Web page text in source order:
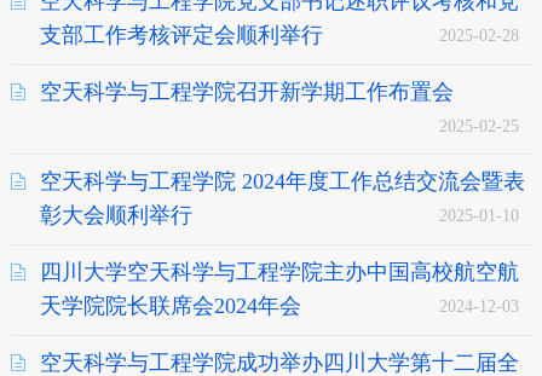
支部工作考核评定会顺利举行
2025-02-28
空天科学与工程学院召开新学期工作布置会
2025-02-25
空天科学与工程学院 2024年度工作总结交流会暨表
彰大会顺利举行
2025-01-10
四川大学空天科学与工程学院主办中国高校航空航
天学院院长联席会2024年会
2024-12-03
空天科学与工程学院成功举办四川大学第十二届全